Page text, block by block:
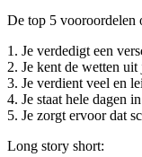
De top 5 vooroordelen
1. Je verdedigt een
2. Je kent de wetten uit
3. Je verdient veel en
4. Je staat hele dagen
5. Je zorgt ervoor dat
Long story short: